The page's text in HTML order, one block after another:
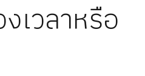
เวลาหรือ